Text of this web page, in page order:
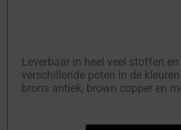
Leverbaar in heel veel stoffen
verschillende poten in de
brons antiek, brown copper en